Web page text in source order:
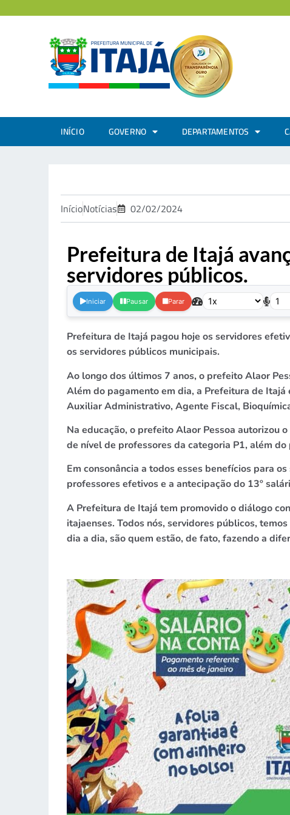
INÍCIO GOVERNO DEPARTAMENTOS
InícioNotícias 02/02/2024
Prefeitura de Itajá
servidores públicos.
Iniciar Pausar Parar
Prefeitura de Itajá pagou hoje os servidores
os servidores públicos municipais.
Ao longo dos últimos 7 anos, o prefeito Alaor
Além do pagamento em dia, a Prefeitura de
Auxiliar Administrativo, Agente Fiscal,
Na educação, o prefeito Alaor Pessoa autorizou
de nível de professores da categoria P1, além
Em consonância a todos esses benefícios para
professores efetivos e a antecipação do 13º
A Prefeitura de Itajá tem promovido o diálogo
itajaenses. Todos nós, servidores públicos,
dia a dia, são quem estão, de fato, fazendo a